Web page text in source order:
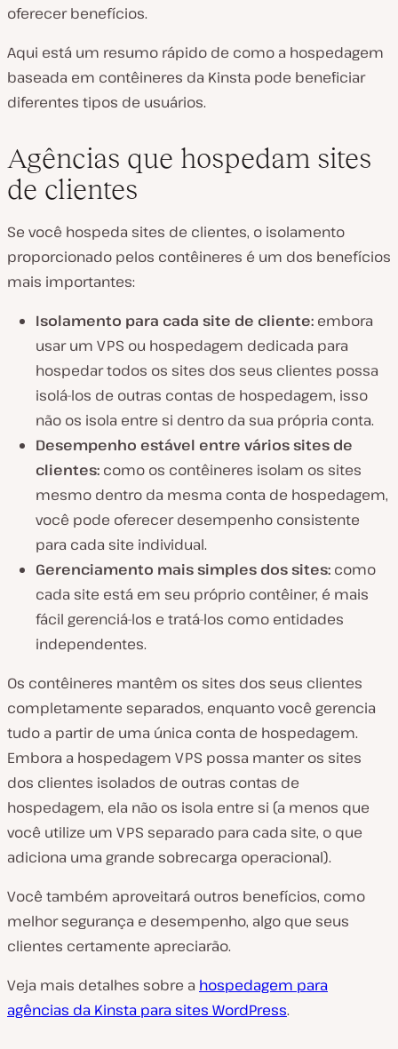
oferecer benefícios.
Aqui está um resumo rápido de como a hospedagem
baseada em contêineres da Kinsta pode beneficiar
diferentes tipos de usuários.
Agências que hospedam sites
de clientes
Se você hospeda sites de clientes, o isolamento
proporcionado pelos contêineres é um dos benefícios
mais importantes:
Isolamento para cada site de cliente: embora
usar um VPS ou hospedagem dedicada para
hospedar todos os sites dos seus clientes possa
isolá-los de outras contas de hospedagem, isso
não os isola entre si dentro da sua própria conta.
Desempenho estável entre vários sites de
clientes: como os contêineres isolam os sites
mesmo dentro da mesma conta de hospedagem,
você pode oferecer desempenho consistente
para cada site individual.
Gerenciamento mais simples dos sites: como
cada site está em seu próprio contêiner, é mais
fácil gerenciá-los e tratá-los como entidades
independentes.
Os contêineres mantêm os sites dos seus clientes
completamente separados, enquanto você gerencia
tudo a partir de uma única conta de hospedagem.
Embora a hospedagem VPS possa manter os sites
dos clientes isolados de outras contas de
hospedagem, ela não os isola entre si (a menos que
você utilize um VPS separado para cada site, o que
adiciona uma grande sobrecarga operacional).
Você também aproveitará outros benefícios, como
melhor segurança e desempenho, algo que seus
clientes certamente apreciarão.
Veja mais detalhes sobre a hospedagem para
agências da Kinsta para sites WordPress.